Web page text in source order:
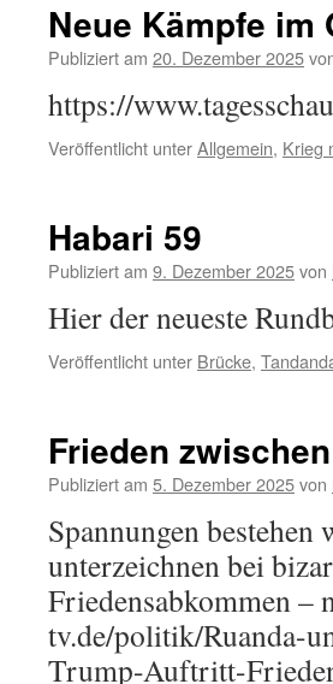
Neue Kämpfe im
Publiziert am 20. Dezember 2025
https://
Veröffentlicht unterAllgemein, Krieg
Habari 59
Publiziert am 9. Dezember 2025von
Hier der neueste
Veröffentlicht unter Brücke,
Frieden
Publiziert am 5. Dezember 2025von
Spannungen
unterzeichnen bei
Friedensabkommen –
tv.de/politik/Ruanda-
Trump-Auftritt-